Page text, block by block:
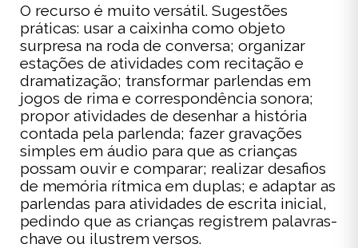
O recurso é muito versátil. Sugestões
práticas: usar a caixinha como objeto
surpresa na roda de conversa; organizar
estações de atividades com recitação e
dramatização; transformar parlendas em
jogos de rima e correspondência sonora;
propor atividades de desenhar a história
contada pela parlenda; fazer gravações
simples em áudio para que as crianças
possam ouvir e comparar; realizar desafios
de memória rítmica em duplas; e adaptar as
parlendas para atividades de escrita inicial,
pedindo que as crianças registrem palavras-
chave ou ilustrem versos.